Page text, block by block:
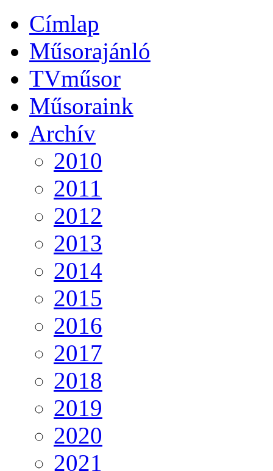
Címlap
Műsorajánló
TVműsor
Műsoraink
Archív
2010
2011
2012
2013
2014
2015
2016
2017
2018
2019
2020
2021